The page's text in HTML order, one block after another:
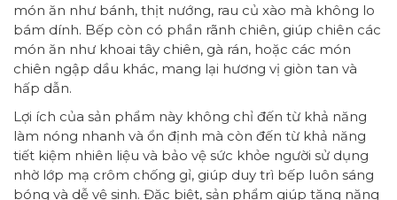
món ăn như bánh, thịt nướng, rau củ xào mà không lo
bám dính. Bếp còn có phần rãnh chiên, giúp chiên các
món ăn như khoai tây chiên, gà rán, hoặc các món
chiên ngập dầu khác, mang lại hương vị giòn tan và
hấp dẫn.
Lợi ích của sản phẩm này không chỉ đến từ khả năng
làm nóng nhanh và ổn định mà còn đến từ khả năng
tiết kiệm nhiên liệu và bảo vệ sức khỏe người sử dụng
nhờ lớp mạ crôm chống gỉ, giúp duy trì bếp luôn sáng
bóng và dễ vệ sinh. Đặc biệt, sản phẩm giúp tăng năng